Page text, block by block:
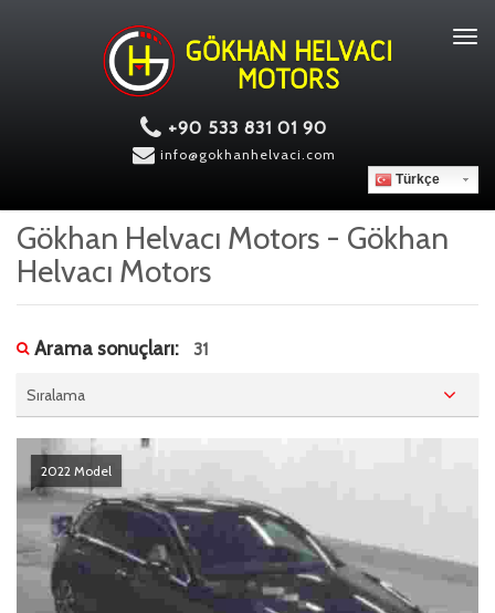
+90 533 831 01 90
info@gokhanhelvaci.com
Türkçe
Gökhan Helvacı Motors - Gökhan
Helvacı Motors
Arama sonuçları: 31
Sıralama
2022 Model